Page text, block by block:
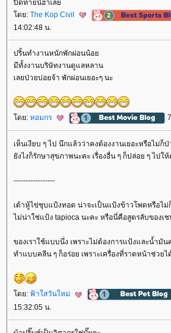
ปิดท้ายนี่ฮาเล
ดย: The Kop Civil
14:02:48 น.
ปริ้นทำงานหนักพักผ่อนน้อ
มีทั้งงานบริษัทงานดูแลหลาน
เลยป่วยบ่อยจ้า พักผ่อนเยอะๆ นะ
ดย: หอมกร
เห็นเงียบ ๆ ไป นึกแล้วว่าคงต้องงานเยอะหรือไม่ก็
งไงก็รักษาสุขภาพนะคะ เรื่องอื่น ๆ ก็ปล่อย ๆ ไปใ
-----------------
เต้าหู้ไข่ชุบแป้งทอด น่าจะเป็นแป้งข้าวโพดหรือไ
ไม่น่าใช่แป้ง tapioca นะคะ หรือนี่คือสูตรลับของเ
ของเราใช้แบบนึ่ง เพราะไม่ต้องการแป้งและน้ำมัน
ทำแบบคลีน ๆ ก็อร่อย เพราะเครื่องที่ราดหน้าช่วยไ
ดย: ฟ้าใสวันใหม่
15:32:05 น.